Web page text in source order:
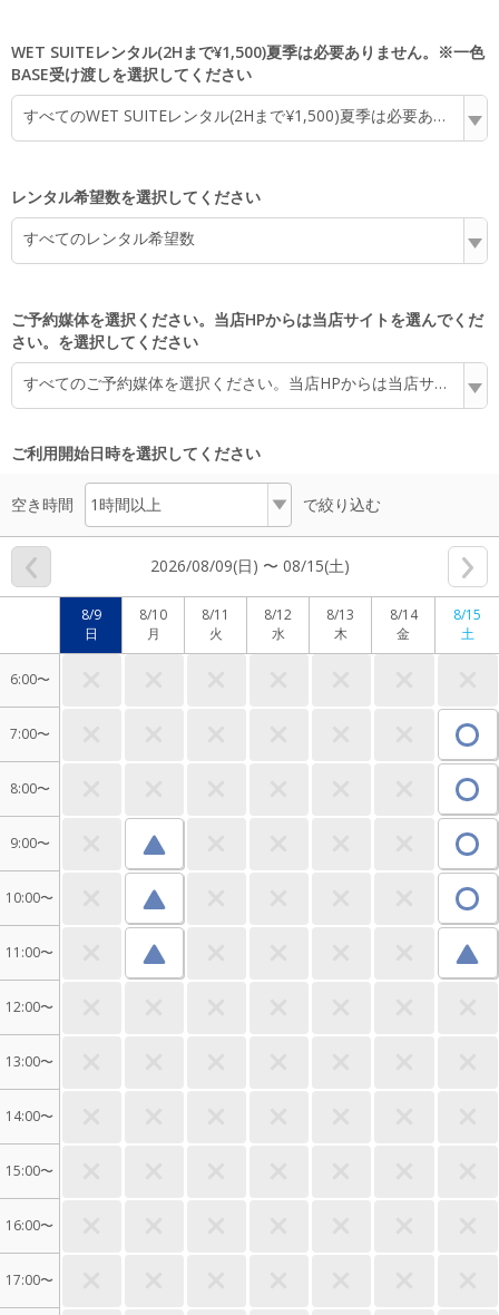
WET SUITEレンタル(2Hまで¥1,500)夏季は必要ありません。※一色
BASE受け渡しを選択してください
すべてのWET SUITEレンタル(2Hまで¥1,500)夏季は必要ありません。※一色BASE受け渡し
レンタル希望数を選択してください
すべてのレンタル希望数
ご予約媒体を選択ください。当店HPからは当店サイトを選んでくだ
さい。を選択してください
すべてのご予約媒体を選択ください。当店HPからは当店サイトを選んでください。
ご利用開始日時を選択してください
空き時間 で絞り込む
2026/08/09(日) 〜 08/15(土)
8/9
日
8/10
月
8/11
火
8/12
水
8/13
木
8/14
金
8/15
土
6:00〜
7:00〜
8:00〜
9:00〜
10:00〜
11:00〜
12:00〜
13:00〜
14:00〜
15:00〜
16:00〜
17:00〜